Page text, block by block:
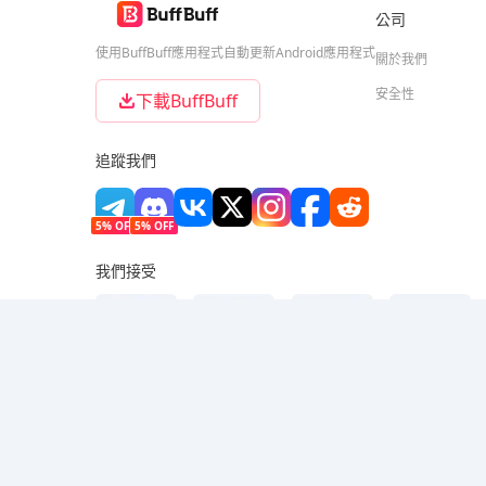
使用BuffBuff應用程式自動更新Android應用程式
下載BuffBuff
追蹤我們
5% OFF 5% OFF
公司
關於我們
安全性
我們接受